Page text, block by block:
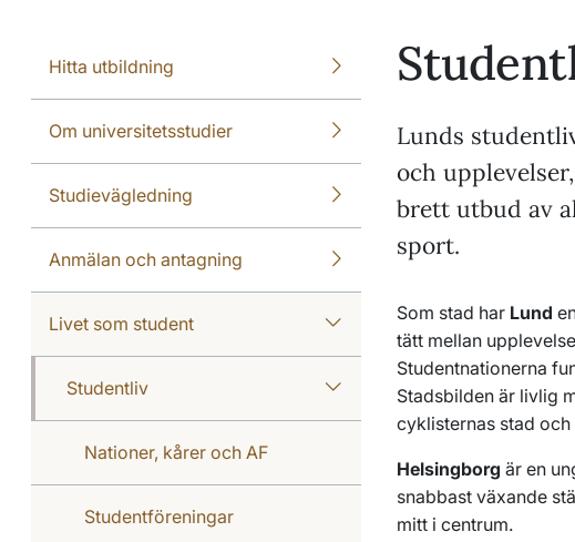
Hitta utbildning
Om universitetsstudier
Studievägledning
Anmälan och antagning
Livet som student
Studentliv
Nationer, kårer och AF
Studentföreningar
Lunds
och
brett utbud av
sport.
Som stad har Lund
tätt mellan
Studentnationerna
Stadsbilden är livlig
cyklisternas stad
Helsingborg är en
snabbast växande
mitt i centrum.